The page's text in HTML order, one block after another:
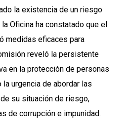
la existencia de un riesgo
Oficina ha constatado que el
medidas eficaces para
reveló la persistente
en la protección de personas
urgencia de abordar las
su situación de riesgo,
de corrupción e impunidad.